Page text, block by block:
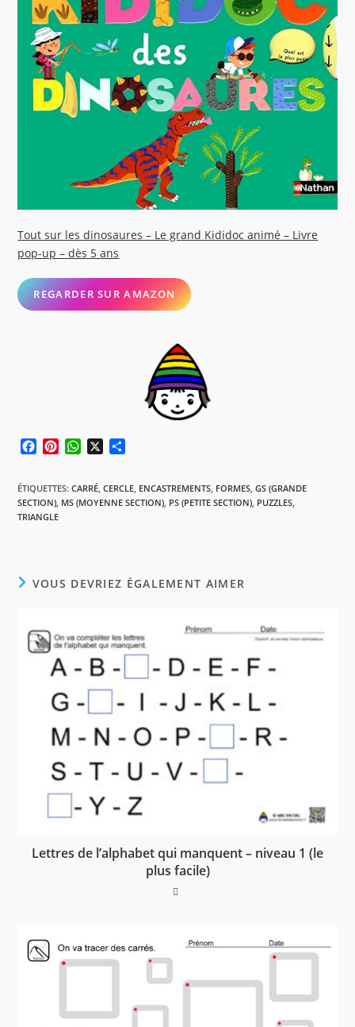
Tout sur les dinosaures – Le grand Kididoc animé – Livre
pop-up – dès 5 ans
REGARDER SUR AMAZON
e
b
o
t
e
W
t
s
t
a
ÉTIQUETTES:CARRÉ CERCLE ENCASTREMENTS FORMES GS (GRANDE
SECTION) MS (MOYENNE SECTION) PS (PETITE SECTION) PUZZLES
TRIANGLE
VOUS DEVRIEZ ÉGALEMENT AIMER
Lettres de l’alphabet qui manquent – niveau 1 (le
plus facile)